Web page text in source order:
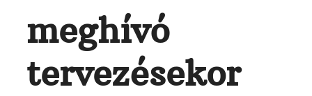
meghívó
tervezésekor